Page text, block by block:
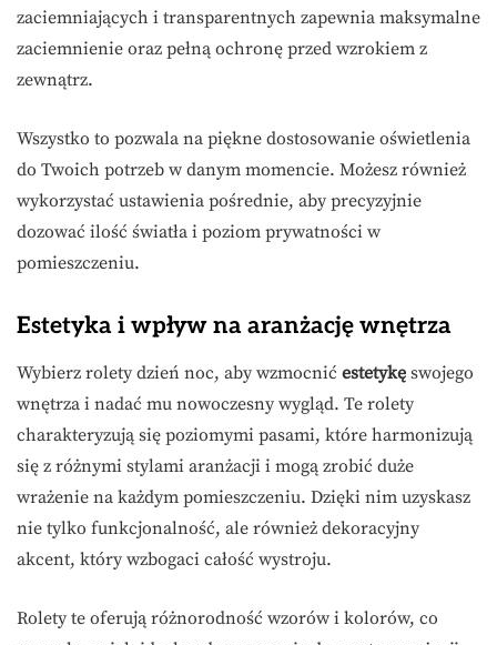
zaciemniających i transparentnych zapewnia maksymalne
zaciemnienie oraz pełną ochronę przed wzrokiem z
zewnątrz.
Wszystko to pozwala na piękne dostosowanie oświetlenia
do Twoich potrzeb w danym momencie. Możesz również
wykorzystać ustawienia pośrednie, aby precyzyjnie
dozować ilość światła i poziom prywatności w
pomieszczeniu.
Estetyka i wpływ na aranżację wnętrza
Wybierz rolety dzień noc, aby wzmocnić estetykę swojego
wnętrza i nadać mu nowoczesny wygląd. Te rolety
charakteryzują się poziomymi pasami, które harmonizują
się z różnymi stylami aranżacji i mogą zrobić duże
wrażenie na każdym pomieszczeniu. Dzięki nim uzyskasz
nie tylko funkcjonalność, ale również dekoracyjny
akcent, który wzbogaci całość wystroju.
Rolety te oferują różnorodność wzorów i kolorów, co